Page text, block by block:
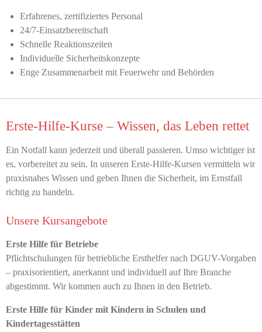
Erfahrenes, zertifiziertes Personal
24/7-Einsatzbereitschaft
Schnelle Reaktionszeiten
Individuelle Sicherheitskonzepte
Enge Zusammenarbeit mit Feuerwehr und Behörden
Erste-Hilfe-Kurse – Wissen, das Leben rettet
Ein Notfall kann jederzeit und überall passieren. Umso wichtiger ist
es, vorbereitet zu sein. In unseren Erste-Hilfe-Kursen vermitteln wir
praxisnahes Wissen und geben Ihnen die Sicherheit, im Ernstfall
richtig zu handeln.
Unsere Kursangebote
Erste Hilfe für Betriebe
Pflichtschulungen für betriebliche Ersthelfer nach DGUV-Vorgaben
– praxisorientiert, anerkannt und individuell auf Ihre Branche
abgestimmt. Wir kommen auch zu Ihnen in den Betrieb.
Erste Hilfe für Kinder mit Kindern in Schulen und
Kindertagesstätten